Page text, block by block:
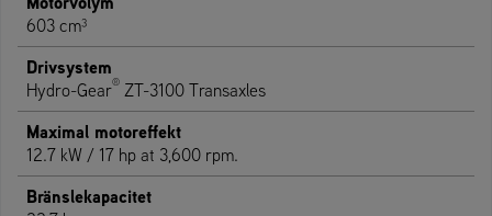
603 cm³
Drivsystem
Hydro-Gear® ZT-3100 Transaxles
Maximal motoreffekt
12.7 kW / 17 hp at 3,600 rpm.
Bränslekapacitet